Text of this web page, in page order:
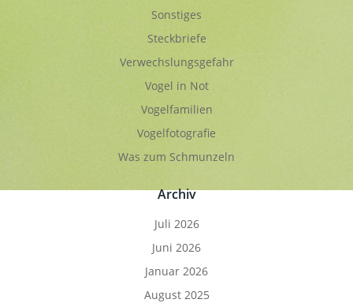
Sonstiges
Steckbriefe
Verwechslungsgefahr
Vogel in Not
Vogelfamilien
Vogelfotografie
Was zum Schmunzeln
Archiv
Juli 2026
Juni 2026
Januar 2026
August 2025